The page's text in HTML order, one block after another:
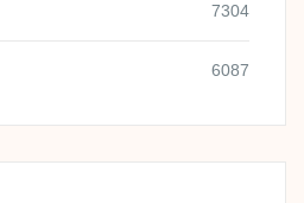
7304
6087